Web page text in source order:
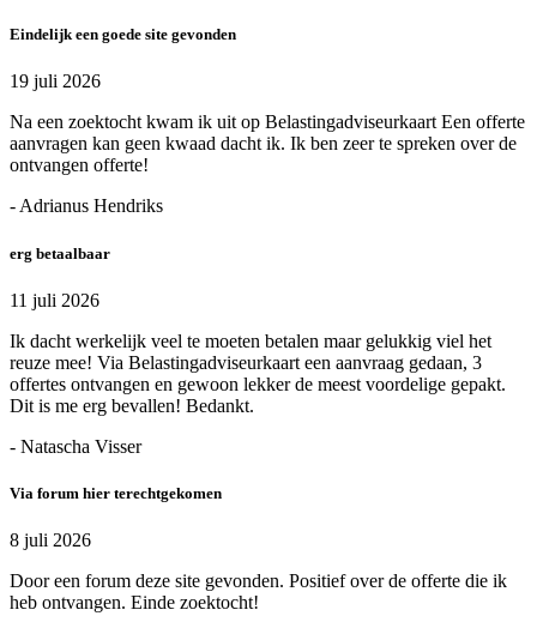
Eindelijk een goede site gevonden
19 juli 2026
Na een zoektocht kwam ik uit op Belastingadviseurkaart Een offerte
aanvragen kan geen kwaad dacht ik. Ik ben zeer te spreken over de
ontvangen offerte!
- Adrianus Hendriks
erg betaalbaar
11 juli 2026
Ik dacht werkelijk veel te moeten betalen maar gelukkig viel het
reuze mee! Via Belastingadviseurkaart een aanvraag gedaan, 3
offertes ontvangen en gewoon lekker de meest voordelige gepakt.
Dit is me erg bevallen! Bedankt.
- Natascha Visser
Via forum hier terechtgekomen
8 juli 2026
Door een forum deze site gevonden. Positief over de offerte die ik
heb ontvangen. Einde zoektocht!